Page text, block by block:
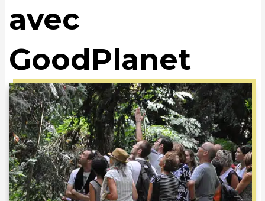
avec
GoodPlanet